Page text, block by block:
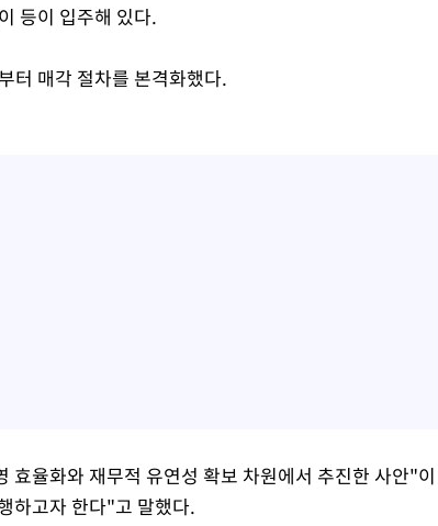
등이 입주해 있다.
터 매각 절차를 본격화했다.
효율화와 재무적 유연성 확보 차원에서 추진한 사안"이
하고자 한다"고 말했다.